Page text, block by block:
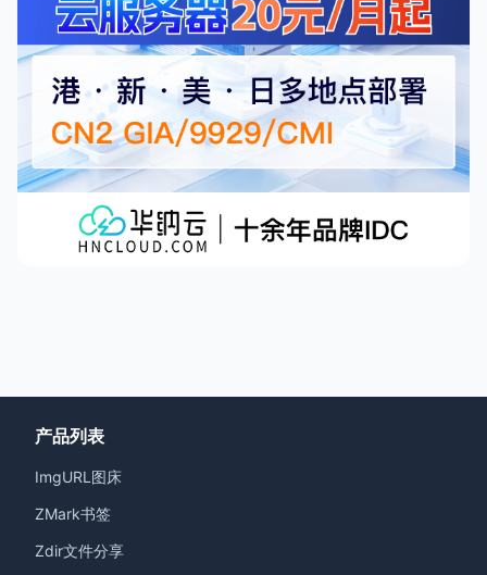
产品列表
ImgURL图床
ZMark书签
Zdir文件分享